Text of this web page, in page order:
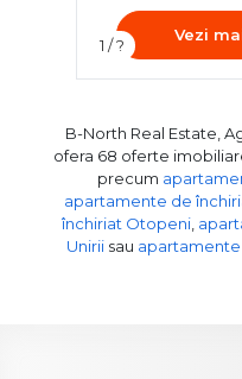
1 / ?
Vezi
B-North Real Estate,
ofera 68 oferte
precum
apartamente de
închiriat Otopeni,
Unirii sau